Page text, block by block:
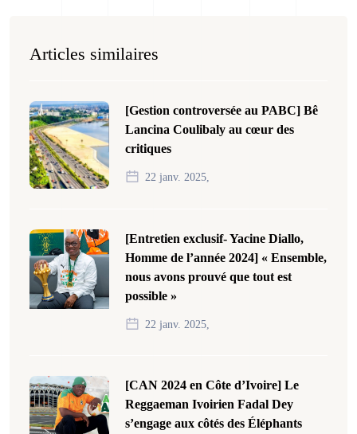
Articles similaires
[Gestion controversée au PABC] Bê
Lancina Coulibaly au cœur des
critiques
22 janv. 2025,
[Entretien exclusif- Yacine Diallo,
Homme de l’année 2024] « Ensemble,
nous avons prouvé que tout est
possible »
22 janv. 2025,
[CAN 2024 en Côte d’Ivoire] Le
Reggaeman Ivoirien Fadal Dey
s’engage aux côtés des Éléphants